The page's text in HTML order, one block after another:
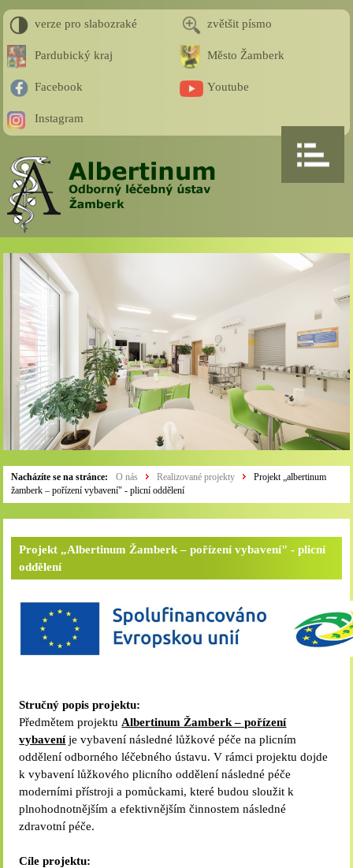
verze pro slabozraké zvětšit písmo
Pardubický kraj Město Žamberk
Facebook Youtube
Instagram
Nacházíte se na stránce: O nás Realizované projekty
Projekt „albertinum
žamberk – pořízení vybavení" - plicní oddělení
Projekt „Albertinum Žamberk – pořízení vybavení" - plicní
oddělení
Stručný popis projektu:
Předmětem projektu Albertinum Žamberk – pořízení
vybaveníje vybavení následné lůžkové péče na plicním
oddělení odborného léčebného ústavu. V rámci projektu dojde
k vybavení lůžkového plicního oddělení následné péče
moderními přístroji a pomůckami, které budou sloužit k
plnohodnotnějším a efektivnějším činnostem následné
zdravotní péče.
Cíle projektu: